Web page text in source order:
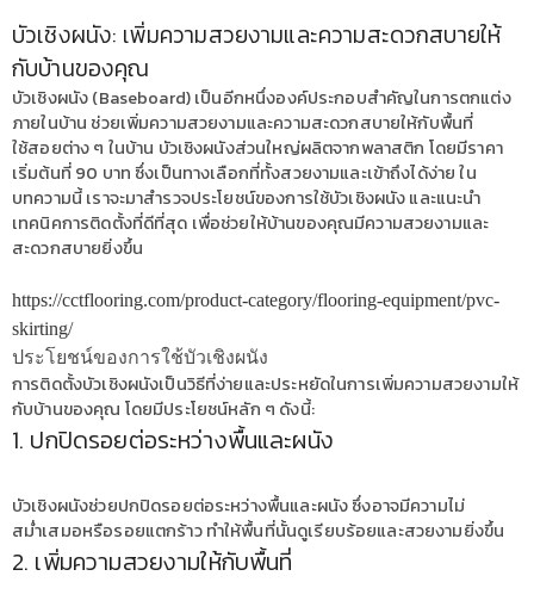
บัวเชิงผนัง: เพิ่มความสวยงามและความสะดวกสบายให้
กับบ้านของคุณ
บัวเชิงผนัง (Baseboard) เป็นอีกหนึ่งองค์ประกอบสำคัญในการตกแต่ง
ภายในบ้าน ช่วยเพิ่มความสวยงามและความสะดวกสบายให้กับพื้นที่
ใช้สอยต่าง ๆ ในบ้าน บัวเชิงผนังส่วนใหญ่ผลิตจากพลาสติก โดยมีราคา
เริ่มต้นที่ 90 บาท ซึ่งเป็นทางเลือกที่ทั้งสวยงามและเข้าถึงได้ง่าย ใน
บทความนี้ เราจะมาสำรวจประโยชน์ของการใช้บัวเชิงผนัง และแนะนำ
เทคนิคการติดตั้งที่ดีที่สุด เพื่อช่วยให้บ้านของคุณมีความสวยงามและ
สะดวกสบายยิ่งขึ้น
https://cctflooring.com/product-category/flooring-equipment/pvc-
skirting/
ประโยชน์ของการใช้บัวเชิงผนัง
การติดตั้งบัวเชิงผนังเป็นวิธีที่ง่ายและประหยัดในการเพิ่มความสวยงามให้
กับบ้านของคุณ โดยมีประโยชน์หลัก ๆ ดังนี้:
1. ปกปิดรอยต่อระหว่างพื้นและผนัง
บัวเชิงผนังช่วยปกปิดรอยต่อระหว่างพื้นและผนัง ซึ่งอาจมีความไม่
สม่ำเสมอหรือรอยแตกร้าว ทำให้พื้นที่นั้นดูเรียบร้อยและสวยงามยิ่งขึ้น
2. เพิ่มความสวยงามให้กับพื้นที่